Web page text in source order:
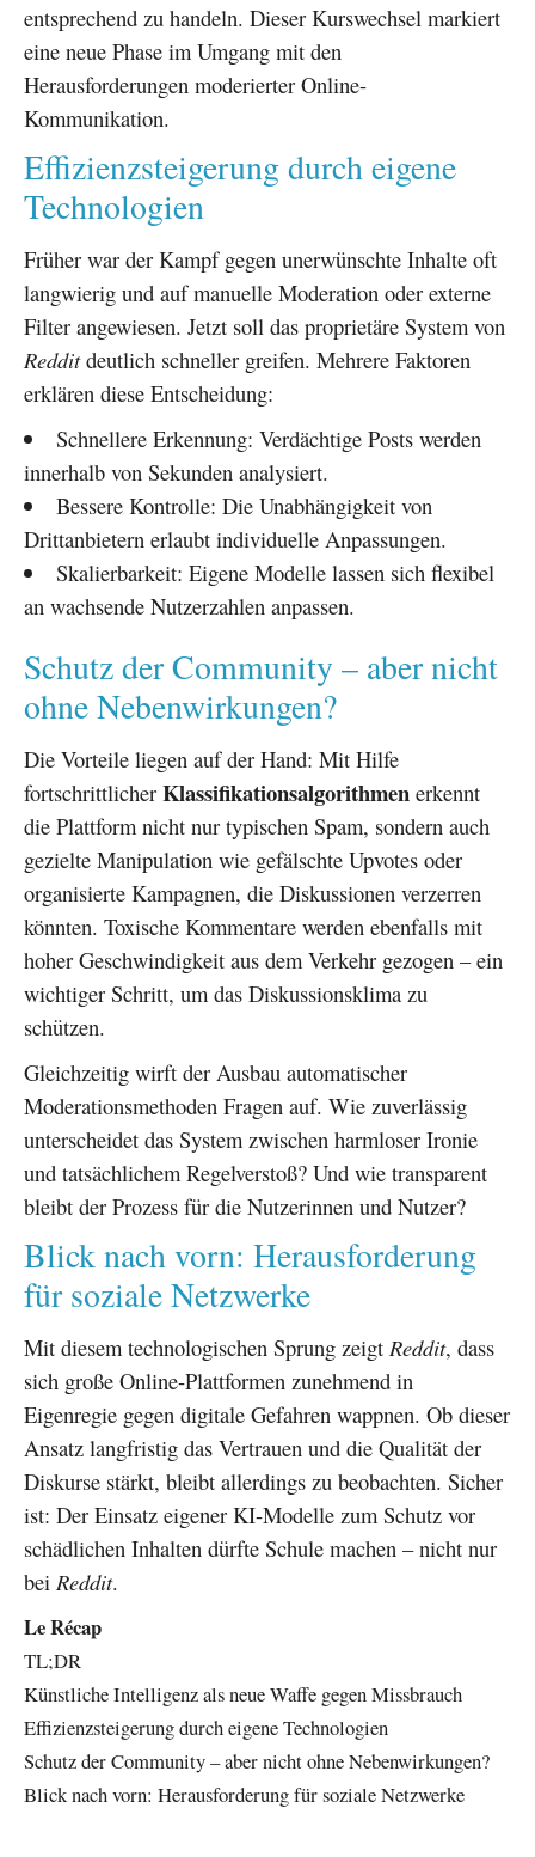
entsprechend zu handeln. Dieser Kurswechsel markiert
eine neue Phase im Umgang mit den
Herausforderungen moderierter Online-
Kommunikation.
Effizienzsteigerung durch eigene
Technologien
Früher war der Kampf gegen unerwünschte Inhalte oft
langwierig und auf manuelle Moderation oder externe
Filter angewiesen. Jetzt soll das proprietäre System von
Redditdeutlich schneller greifen. Mehrere Faktoren
erklären diese Entscheidung:
Schnellere Erkennung: Verdächtige Posts werden
innerhalb von Sekunden analysiert.
Bessere Kontrolle: Die Unabhängigkeit von
Drittanbietern erlaubt individuelle Anpassungen.
Skalierbarkeit: Eigene Modelle lassen sich flexibel
an wachsende Nutzerzahlen anpassen.
Schutz der Community – aber nicht
ohne Nebenwirkungen?
Die Vorteile liegen auf der Hand: Mit Hilfe
fortschrittlicher Klassifikationsalgorithmen erkennt
die Plattform nicht nur typischen Spam, sondern auch
gezielte Manipulation wie gefälschte Upvotes oder
organisierte Kampagnen, die Diskussionen verzerren
könnten. Toxische Kommentare werden ebenfalls mit
hoher Geschwindigkeit aus dem Verkehr gezogen – ein
wichtiger Schritt, um das Diskussionsklima zu
schützen.
Gleichzeitig wirft der Ausbau automatischer
Moderationsmethoden Fragen auf. Wie zuverlässig
unterscheidet das System zwischen harmloser Ironie
und tatsächlichem Regelverstoß? Und wie transparent
bleibt der Prozess für die Nutzerinnen und Nutzer?
Blick nach vorn: Herausforderung
für soziale Netzwerke
Mit diesem technologischen Sprung zeigt Reddit, dass
sich große Online-Plattformen zunehmend in
Eigenregie gegen digitale Gefahren wappnen. Ob dieser
Ansatz langfristig das Vertrauen und die Qualität der
Diskurse stärkt, bleibt allerdings zu beobachten. Sicher
ist: Der Einsatz eigener KI-Modelle zum Schutz vor
schädlichen Inhalten dürfte Schule machen – nicht nur
bei Reddit.
Le Récap
TL;DR
Künstliche Intelligenz als neue Waffe gegen Missbrauch
Effizienzsteigerung durch eigene Technologien
Schutz der Community – aber nicht ohne Nebenwirkungen?
Blick nach vorn: Herausforderung für soziale Netzwerke